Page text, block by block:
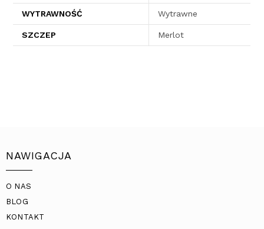
WYTRAWNOŚĆ Wytrawne
SZCZEP Merlot
NAWIGACJA
O NAS
BLOG
KONTAKT